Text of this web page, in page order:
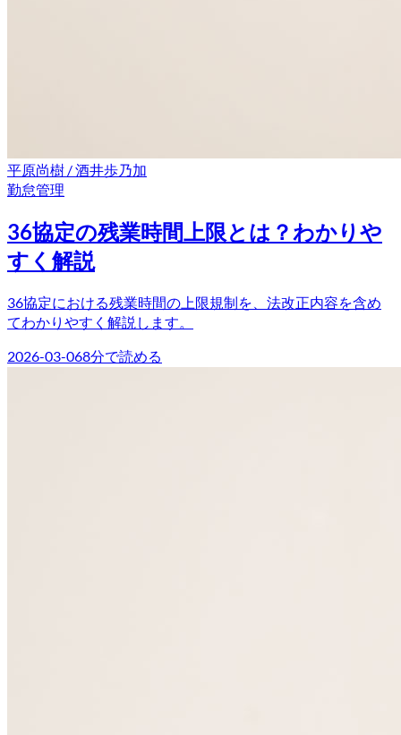
平原尚樹 / 酒井歩乃加
勤怠管理
36協定の残業時間上限とは？わかりや
すく解説
36協定における残業時間の上限規制を、法改正内容を含め
てわかりやすく解説します。
2026-03-068分で読める